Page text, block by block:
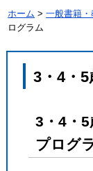
ホーム >一般書籍・
ログラム
3・4・
3・4・
プログ